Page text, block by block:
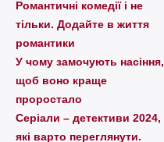
Романтичні комедії і не
тільки. Додайте в життя
романтики
У чому замочують насіння,
щоб воно краще
проростало
Серіали – детективи 2024,
які варто пеpеглянути.